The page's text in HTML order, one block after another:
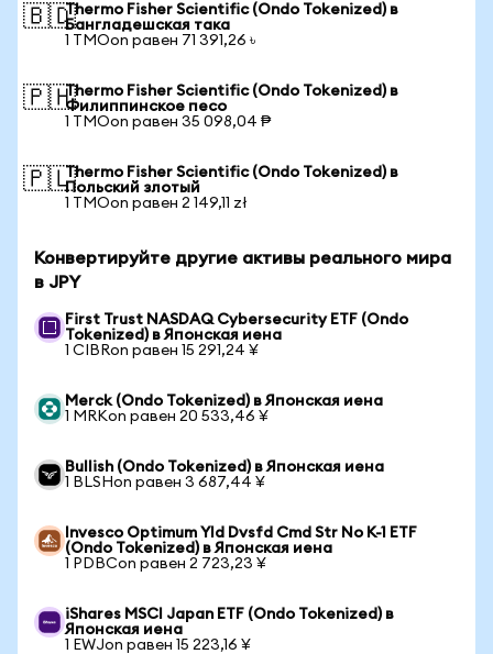
🇧🇩Thermo Fisher Scientific (Ondo Tokenized) в
Бангладешская така
1 TMOon равен 71 391,26 ৳
🇵🇭Thermo Fisher Scientific (Ondo Tokenized) в
Филиппинское песо
1 TMOon равен 35 098,04 ₱
🇵🇱Thermo Fisher Scientific (Ondo Tokenized) в
Польский злотый
1 TMOon равен 2 149,11 zł
Конвертируйте другие активы реального мира
в JPY
First Trust NASDAQ Cybersecurity ETF (Ondo
Tokenized) в Японская иена
1 CIBRon равен 15 291,24 ¥
Merck (Ondo Tokenized) в Японская иена
1 MRKon равен 20 533,46 ¥
Bullish (Ondo Tokenized) в Японская иена
1 BLSHon равен 3 687,44 ¥
Invesco Optimum Yld Dvsfd Cmd Str No K-1 ETF
(Ondo Tokenized) в Японская иена
1 PDBCon равен 2 723,23 ¥
iShares MSCI Japan ETF (Ondo Tokenized) в
Японская иена
1 EWJon равен 15 223,16 ¥